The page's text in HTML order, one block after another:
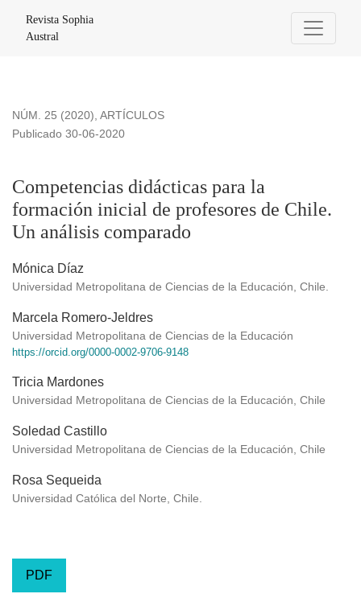
Revista Sophia
Austral
NÚM. 25 (2020), ARTÍCULOS
Competencias didácticas para la
formación inicial de profesores de Chile.
Un análisis comparado
Publicado 30-06-2020
Mónica Díaz
Universidad Metropolitana de Ciencias de la Educación, Chile.
Marcela Romero-Jeldres
Universidad Metropolitana de Ciencias de la Educación
https://orcid.org/0000-0002-9706-9148
Tricia Mardones
Universidad Metropolitana de Ciencias de la Educación, Chile
Soledad Castillo
Universidad Metropolitana de Ciencias de la Educación, Chile
Rosa Sequeida
Universidad Católica del Norte, Chile.
PDF